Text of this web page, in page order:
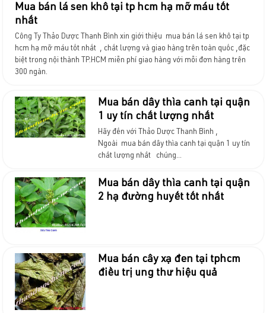
Mua bán lá sen khô tại tp hcm hạ mỡ máu tốt
nhất
Công Ty Thảo Dược Thanh Bình xin giới thiệu mua bán lá sen khô tại tp
hcm hạ mỡ máu tốt nhất , chất lượng và giao hàng trên toàn quốc ,đặc
biệt trong nội thành TP.HCM miễn phí giao hàng với mỗi đơn hàng trên
300 ngàn.
Mua bán dây thìa canh tại quận
1 uy tín chất lượng nhất
Hãy đến với Thảo Dược Thanh Bình ,
Ngoài mua bán dây thìa canh tại quận 1 uy tín
chất lượng nhất chúng...
Mua bán dây thìa canh tại quận
2 hạ đường huyết tốt nhất
Mua bán cây xạ đen tại tphcm
điều trị ung thư hiệu quả